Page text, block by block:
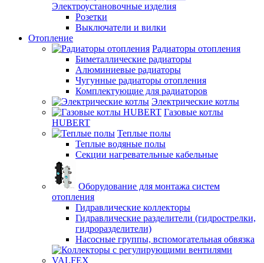
Электроустановочные изделия
Розетки
Выключатели и вилки
Отопление
Радиаторы отопления
Биметаллические радиаторы
Алюминиевые радиаторы
Чугунные радиаторы отопления
Комплектующие для радиаторов
Электрические котлы
Газовые котлы
HUBERT
Теплые полы
Теплые водяные полы
Секции нагревательные кабельные
Оборудование для монтажа систем
отопления
Гидравлические коллекторы
Гидравлические разделители (гидрострелки,
гидроразделители)
Насосные группы, вспомогательная обвязка